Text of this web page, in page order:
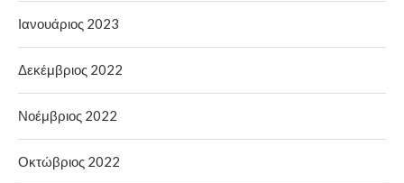
Ιανουάριος 2023
Δεκέμβριος 2022
Νοέμβριος 2022
Οκτώβριος 2022